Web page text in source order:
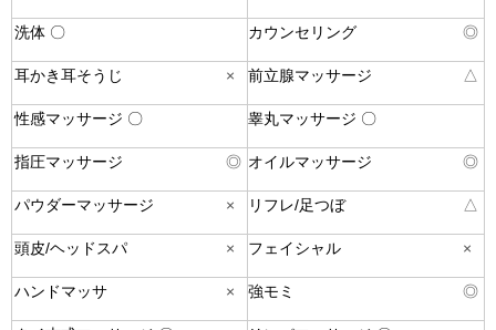
洗体 〇 カウンセリング ◎
耳かき耳そうじ × 前立腺マッサージ △
性感マッサージ 〇 睾丸マッサージ 〇
指圧マッサージ ◎ オイルマッサージ ◎
パウダーマッサージ × リフレ/足つぼ △
頭皮/ヘッドスパ × フェイシャル ×
ハンドマッサ × 強モミ ◎